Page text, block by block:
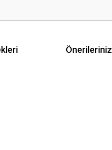
Önerileriniz